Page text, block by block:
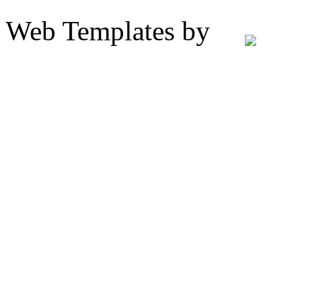
Web Templates by